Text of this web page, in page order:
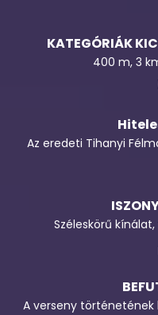
KATEGÓRIÁK
400 m, 3
Az eredeti Tihanyi
Széleskörű
A verseny